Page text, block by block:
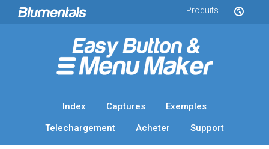
Produits
Index Captures
Exemples
Telechargement
Acheter Support